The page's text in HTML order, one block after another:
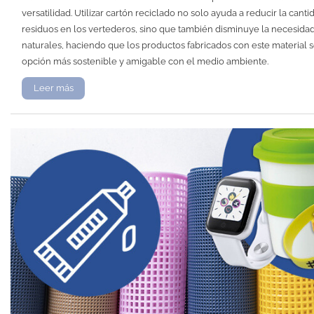
versatilidad. Utilizar cartón reciclado no solo ayuda a reducir la
residuos en los vertederos, sino que también disminuye la
naturales, haciendo que los productos fabricados con este material
opción más sostenible y amigable con el medio ambiente.
Leer más